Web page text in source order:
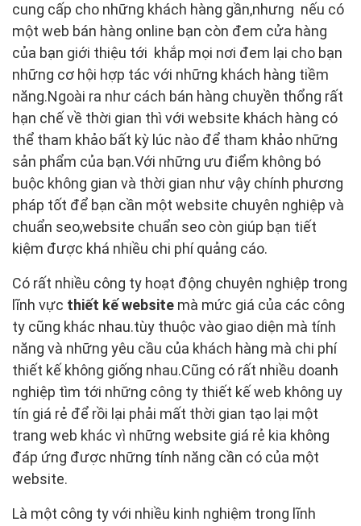
cung cấp cho những khách hàng gần,nhưng nếu có
một web bán hàng online bạn còn đem cửa hàng
của bạn giới thiệu tới khắp mọi nơi đem lại cho bạn
những cơ hội hợp tác với những khách hàng tiềm
năng.Ngoài ra như cách bán hàng chuyền thổng rất
hạn chế về thời gian thì với website khách hàng có
thể tham khảo bất kỳ lúc nào để tham khảo những
sản phẩm của bạn.Với những ưu điểm không bó
buộc không gian và thời gian như vậy chính phương
pháp tốt để bạn cần một website chuyên nghiệp và
chuẩn seo,website chuẩn seo còn giúp bạn tiết
kiệm được khá nhiều chi phí quảng cáo.
Có rất nhiều công ty hoạt động chuyên nghiệp trong
lĩnh vực thiết kế website mà mức giá của các công
ty cũng khác nhau.tùy thuộc vào giao diện mà tính
năng và những yêu cầu của khách hàng mà chi phí
thiết kế không giống nhau.Cũng có rất nhiều doanh
nghiệp tìm tới những công ty thiết kế web không uy
tín giá rẻ để rồi lại phải mất thời gian tạo lại một
trang web khác vì những website giá rẻ kia không
đáp ứng được những tính năng cần có của một
website.
Là một công ty với nhiều kinh nghiệm trong lĩnh